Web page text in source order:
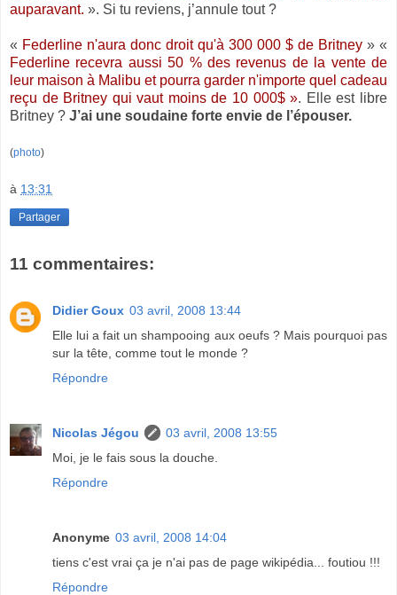
auparavant. ». Si tu reviens, j’annule tout ?
« Federline n'aura donc droit qu'à 300 000 $ de Britney » «
Federline recevra aussi 50 % des revenus de la vente de
leur maison à Malibu et pourra garder n'importe quel cadeau
reçu de Britney qui vaut moins de 10 000$ ». Elle est libre
Britney ? J’ai une soudaine forte envie de l’épouser.
(photo)
à 13:31
Partager
11 commentaires:
Didier Goux 03 avril, 2008 13:44
Elle lui a fait un shampooing aux oeufs ? Mais pourquoi pas
sur la tête, comme tout le monde ?
Répondre
Nicolas Jégou
03 avril, 2008 13:55
Moi, je le fais sous la douche.
Répondre
Anonyme 03 avril, 2008 14:04
tiens c'est vrai ça je n'ai pas de page wikipédia... foutiou !!!
Répondre